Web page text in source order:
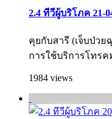
2.4 ทีวีผู้บริโภค 21-
คุยกับสารี (เจ็บป่วย
การใช้บริการโทร
1984 views